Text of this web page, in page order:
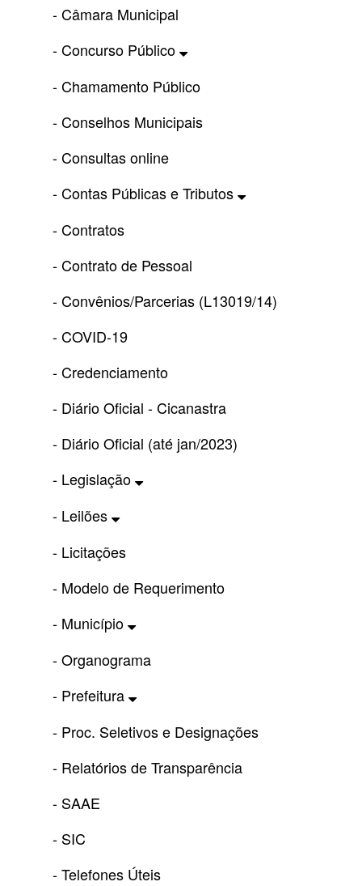
- Câmara Municipal
- Concurso Público
- Chamamento Público
- Conselhos Municipais
- Consultas online
- Contas Públicas e Tributos
- Contratos
- Contrato de Pessoal
- Convênios/Parcerias (L13019/14)
- COVID-19
- Credenciamento
- Diário Oficial - Cicanastra
- Diário Oficial (até jan/2023)
- Legislação
- Leilões
- Licitações
- Modelo de Requerimento
- Município
- Organograma
- Prefeitura
- Proc. Seletivos e Designações
- Relatórios de Transparência
- SAAE
- SIC
- Telefones Úteis